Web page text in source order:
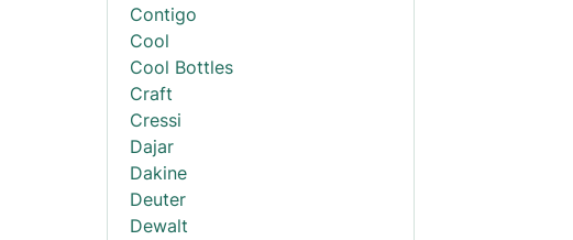
Contigo
Cool
Cool Bottles
Craft
Cressi
Dajar
Dakine
Deuter
Dewalt